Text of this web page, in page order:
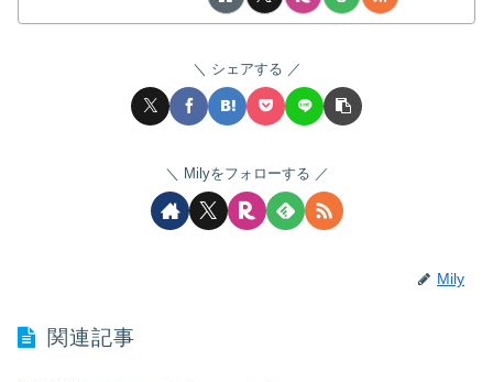
シェアする
Milyをフォローする
Mily
関連記事